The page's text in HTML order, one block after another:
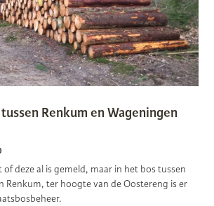
Renkum en Wageningen
deze al is gemeld, maar in het bos tussen
Renkum, ter hoogte van de Oostereng is er